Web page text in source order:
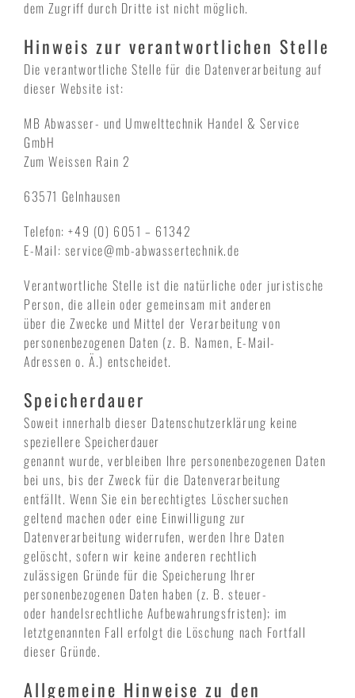
dem Zugriff durch Dritte ist nicht möglich.
Hinweis zur verantwortlichen Stelle
Die verantwortliche Stelle für die Datenverarbeitung auf
dieser Website ist:
MB Abwasser- und Umwelttechnik Handel & Service
GmbH
Zum Weissen Rain 2
63571 Gelnhausen
Telefon: +49 (0) 6051 – 61342
E-Mail: service@mb-abwassertechnik.de
Verantwortliche Stelle ist die natürliche oder juristische
Person, die allein oder gemeinsam mit anderen
über die Zwecke und Mittel der Verarbeitung von
personenbezogenen Daten (z. B. Namen, E-Mail-
Adressen o. Ä.) entscheidet.
Speicherdauer
Soweit innerhalb dieser Datenschutzerklärung keine
speziellere Speicherdauer
genannt wurde, verbleiben Ihre personenbezogenen Daten
bei uns, bis der Zweck für die Datenverarbeitung
entfällt. Wenn Sie ein berechtigtes Löschersuchen
geltend machen oder eine Einwilligung zur
Datenverarbeitung widerrufen, werden Ihre Daten
gelöscht, sofern wir keine anderen rechtlich
zulässigen Gründe für die Speicherung Ihrer
personenbezogenen Daten haben (z. B. steuer-
oder handelsrechtliche Aufbewahrungsfristen); im
letztgenannten Fall erfolgt die Löschung nach Fortfall
dieser Gründe.
Allgemeine Hinweise zu den